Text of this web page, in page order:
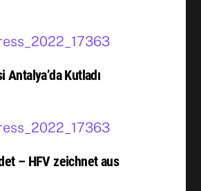
Kutladı
– HFV zeichnet aus